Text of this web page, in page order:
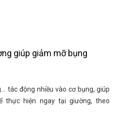
giúp giảm mỡ bụng
tác động nhiều vào cơ bụng, giúp
hiện ngay tại giường, theo